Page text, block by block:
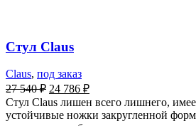
Стул Claus
Claus, под заказ
27 540₽ 24 786 ₽
Стул Claus лишен всего лишнего,
устойчивые ножки закругленной